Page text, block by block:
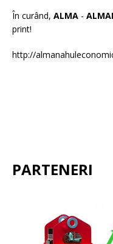
În curând, ALMA -
print!
http://
PARTENERI